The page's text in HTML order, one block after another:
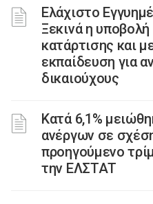
Ελάχιστο
Ξεκινά η
κατάρτισης και
εκπαίδευση για
δικαιούχους
Κατά 6,1%
ανέργων σε
προηγούμενο
την ΕΛΣΤΑΤ